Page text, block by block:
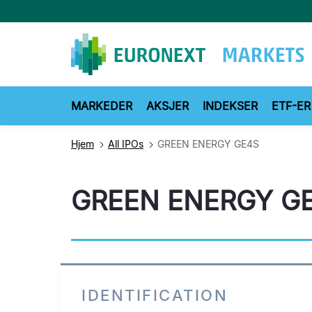
til
MARKEDER AKSJER INDEKSER ETF-ER
Hjem All IPOs GREEN ENERGY GE4S
GREEN ENERGY
IDENTIFICATION